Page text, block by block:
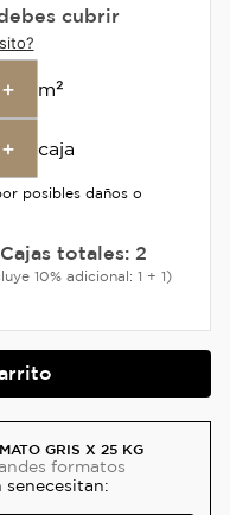
cubrir
+ m²
+ caja
posibles daños o
Cajas totales: 2
10% adicional: 1 + 1)
GRIS X 25 KG
formatos
senecesitan: